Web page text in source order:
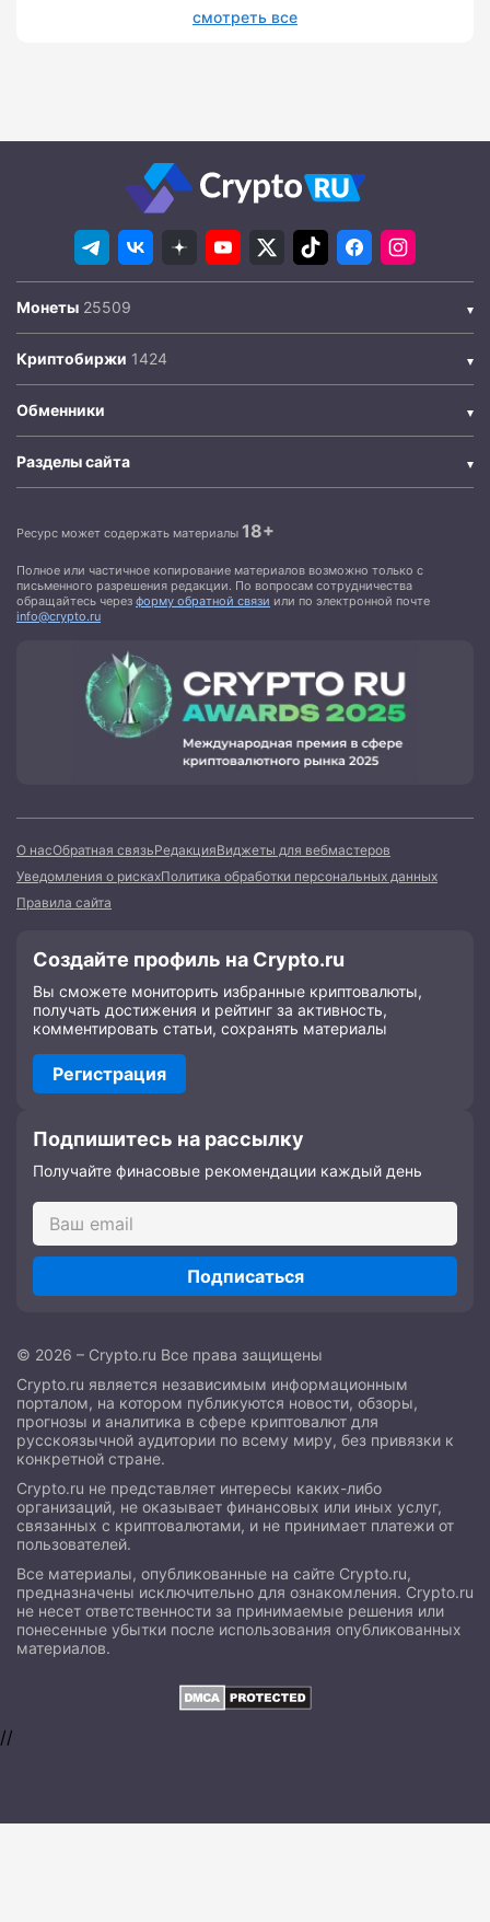
смотреть все
Монеты
Криптобиржи
Обменники
Разделы сайта
Ресурс может содержать материалы 18+
Полное или частичное копирование материалов возможно только с
письменного разрешения редакции. По вопросам сотрудничества
обращайтесь через форму обратной связи или по электронной почте
info@crypto.ru
О насОбратная связьРедакцияВиджеты для вебмастеров
Уведомления о рискахПолитика обработки персональных данных
Правила сайта
Создайте профиль на Crypto.ru
Вы сможете мониторить избранные криптовалюты,
получать достижения и рейтинг за активность,
комментировать статьи, сохранять материалы
Регистрация
Подпишитесь на рассылку
Получайте финасовые рекомендации каждый день
Подписаться
© 2026 – Crypto.ru Все права защищены
Crypto.ru является независимым информационным
порталом, на котором публикуются новости, обзоры,
прогнозы и аналитика в сфере криптовалют для
русскоязычной аудитории по всему миру, без привязки к
конкретной стране.
Crypto.ru не представляет интересы каких-либо
организаций, не оказывает финансовых или иных услуг,
связанных с криптовалютами, и не принимает платежи от
пользователей.
Все материалы, опубликованные на сайте Crypto.ru,
предназначены исключительно для ознакомления. Crypto.ru
не несет ответственности за принимаемые решения или
понесенные убытки после использования опубликованных
материалов.
//